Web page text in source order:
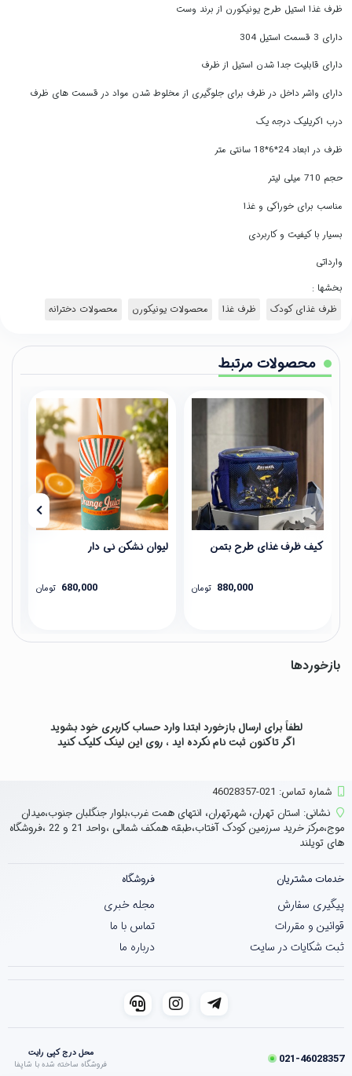
ظرف غذا استیل طرح یونیکورن از برند وست
دارای 3 قسمت استیل 304
دارای قابلیت جدا شدن استیل از ظرف
دارای واشر داخل در ظرف برای جلوگیری از مخلوط شدن مواد در قسمت های ظرف
درب اکریلیک درجه یک
ظرف در ابعاد 24*6*18 سانتی متر
حجم 710 میلی لیتر
مناسب برای خوراکی و غذا
بسیار با کیفیت و کاربردی
وارداتی
بخشها :
ظرف غذای کودک
ظرف غذا محصولات یونیکورن محصولات دخترانه
محصولات مرتبط
کیف ظرف غذای طرح بتمن
880,000 تومان
لیوان نشکن نی دار
680,000 تومان
بازخوردها
لطفاً برای ارسال بازخورد ابتدا وارد حساب کاربری خود بشوید
اگر تاکنون ثبت نام نکرده اید ، روی این لینککلیک کنید
شماره تماس‌: 021-46028357
نشانی: استان تهران، شهرتهران، انتهای همت غرب،بلوار جنگلبان جنوب،میدان
موج،مرکز خرید سرزمین کودک آفتاب،طبقه همکف شمالی ،واحد 21 و 22 ،فروشگاه
های تویلند
خدمات مشتریان
پیگیری سفارش
قوانین و مقررات
ثبت شکایات در سایت
فروشگاه
مجله خبری
تماس با ما
درباره ما
021-46028357
محل درج کپی رایت
فروشگاه ساخته شده با شاپفا